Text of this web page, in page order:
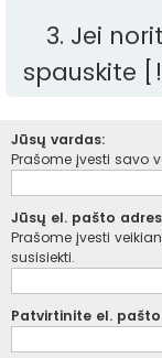
3. Jei
spauskite
Jūsų vardas:
Prašome įvesti savo
Jūsų el. pašto
Prašome įvesti
susisiekti.
Patvirtinite el.